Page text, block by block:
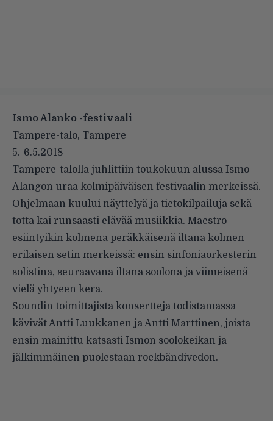
Ismo Alanko -festivaali
Tampere-talo, Tampere
5.-6.5.2018
Tampere-talolla juhlittiin toukokuun alussa Ismo
Alangon uraa kolmipäiväisen festivaalin merkeissä.
Ohjelmaan kuului näyttelyä ja tietokilpailuja sekä
totta kai runsaasti elävää musiikkia. Maestro
esiintyikin kolmena peräkkäisenä iltana kolmen
erilaisen setin merkeissä: ensin sinfoniaorkesterin
solistina, seuraavana iltana soolona ja viimeisenä
vielä yhtyeen kera.
Soundin toimittajista konsertteja todistamassa
kävivät Antti Luukkanen ja Antti Marttinen, joista
ensin mainittu katsasti Ismon soolokeikan ja
jälkimmäinen puolestaan rockbändivedon.